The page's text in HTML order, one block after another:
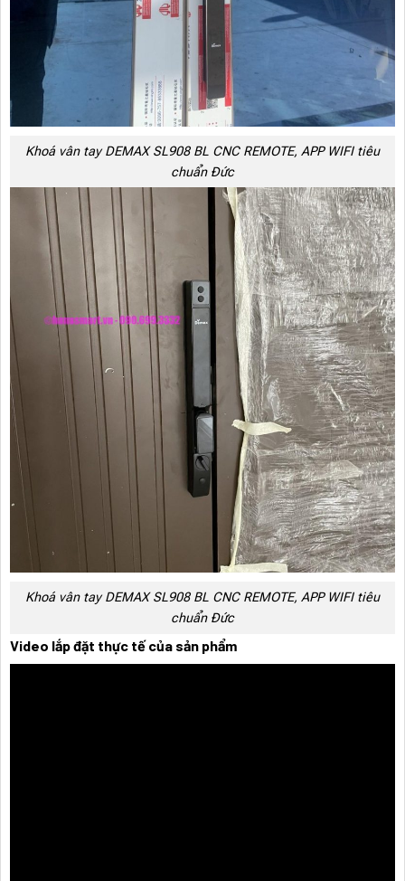
Khoá vân tay DEMAX SL908 BL CNC REMOTE, APP WIFI tiêu
chuẩn Đức
Khoá vân tay DEMAX SL908 BL CNC REMOTE, APP WIFI tiêu
chuẩn Đức
Video lắp đặt thực tế của sản phẩm